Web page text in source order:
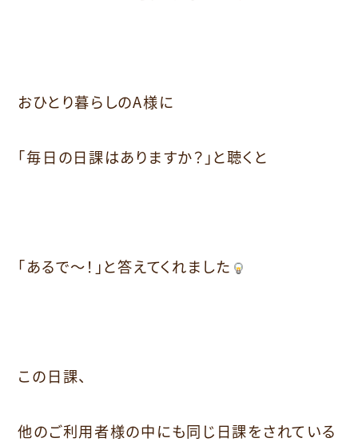
おひとり暮らしのA様に
「毎日の日課はありますか？」と聴くと
「あるで～！」と答えてくれました
この日課、
他のご利用者様の中にも同じ日課をされている